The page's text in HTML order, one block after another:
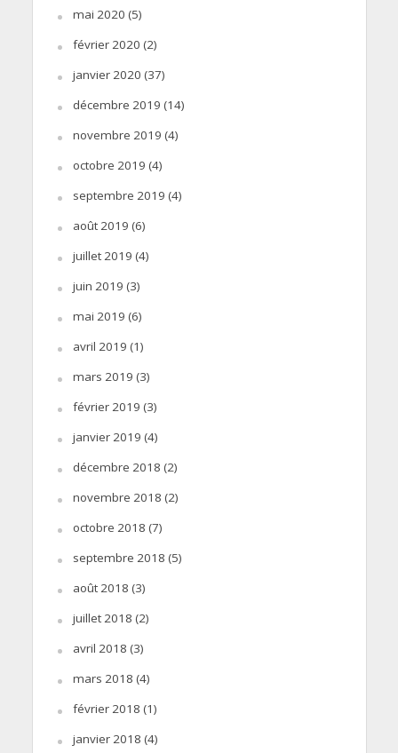
mai 2020 (5)
février 2020 (2)
janvier 2020 (37)
décembre 2019 (14)
novembre 2019 (4)
octobre 2019 (4)
septembre 2019 (4)
août 2019 (6)
juillet 2019 (4)
juin 2019 (3)
mai 2019 (6)
avril 2019 (1)
mars 2019 (3)
février 2019 (3)
janvier 2019 (4)
décembre 2018 (2)
novembre 2018 (2)
octobre 2018 (7)
septembre 2018 (5)
août 2018 (3)
juillet 2018 (2)
avril 2018 (3)
mars 2018 (4)
février 2018 (1)
janvier 2018 (4)